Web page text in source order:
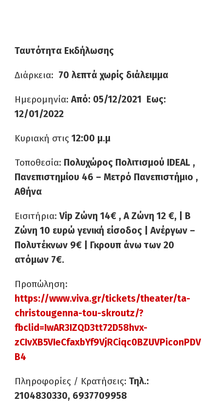
Ταυτότητα Εκδήλωσης
Διάρκεια: 70 λεπτά χωρίς διάλειμμα
Ημερομηνία: Από: 05/12/2021 Εως:
12/01/2022
Κυριακή στις 12:00 μ.μ
Τοποθεσία: Πολυχώρος Πολιτισμού IDEAL ,
Πανεπιστημίου 46 – Μετρό Πανεπιστήμιο ,
Αθήνα
Eισιτήρια: Vip Ζώνη 14€ , Α Ζώνη 12 €, | Β
Ζώνη 10 ευρώ γενική είσοδος | Ανέργων –
Πολυτέκνων 9€ | Γκρουπ άνω των 20
ατόμων 7€.
Προπώληση:
https://www.viva.gr/tickets/theater/ta-
christougenna-tou-skroutz/?
fbclid=IwAR3IZQD3tt72D58hvx-
zCIvXB5VIeCfaxbYf9VjRCiqc0BZUVPiconPDV
B4
Πληροφορίες / Κρατήσεις: Τηλ.:
2104830330, 6937709958